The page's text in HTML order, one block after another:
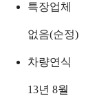
특장업체
없음(순정)
차량연식
13년 8월